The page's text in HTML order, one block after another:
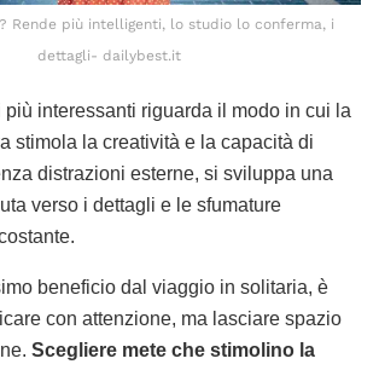
Rende più intelligenti, lo studio lo conferma, i
dettagli- dailybest.it
interessanti riguarda il modo in cui la
stimola la creatività e la capacità di
distrazioni esterne, si sviluppa una
verso i dettagli e le sfumature
beneficio dal viaggio in solitaria, è
con attenzione, ma lasciare spazio
Scegliere mete che stimolino la